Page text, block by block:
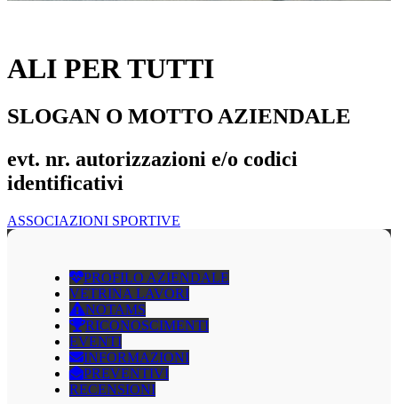
ALI PER TUTTI
SLOGAN O MOTTO AZIENDALE
evt. nr. autorizzazioni e/o codici
identificativi
ASSOCIAZIONI SPORTIVE
PROFILO AZIENDALE
VETRINA LAVORI
NOTAMS
RICONOSCIMENTI
EVENTI
INFORMAZIONI
PREVENTIVI
RECENSIONI